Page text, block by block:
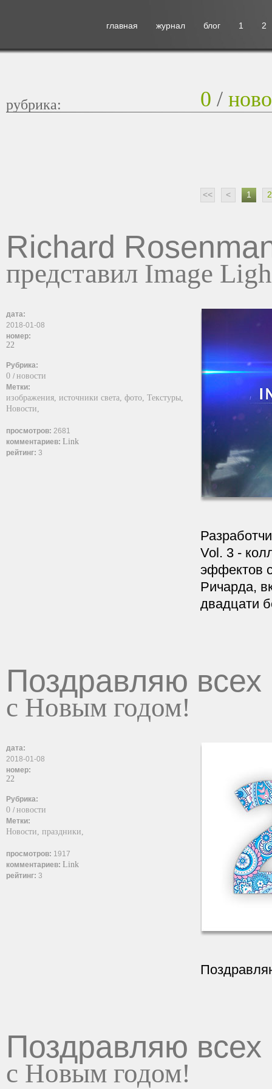
главная журнал блог 1 2
рубрика: 0 /
<< < 1 2
Richard
представил Image
дата:
2018-01-08
номер:
22
Рубрика:
0 / новости
Метки:
изображения, источники света, фото, Текстуры,
Новости,
просмотров: 2681
комментариев: Link
рейтинг: 3
Vol. 3 -
эффектов
Ричарда,
двадцати
Поздравляю всех
с Новым годом!
дата:
2018-01-08
номер:
22
Рубрика:
0 / новости
Метки:
Новости, праздники,
просмотров: 1917
комментариев: Link
рейтинг: 3
Поздравляю всех
с Новым годом!